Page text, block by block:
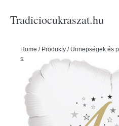
Tradiciocukraszat.hu
Home / Produkty / Ünnepségek és
születésnapi szív léggömb -